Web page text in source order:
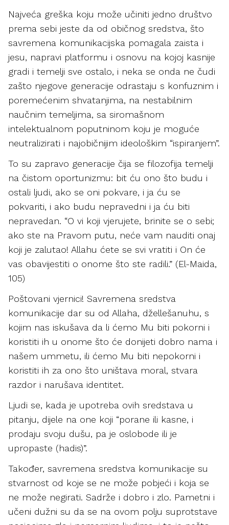
Najveća greška koju može učiniti jedno društvo
prema sebi jeste da od običnog sredstva, što
savremena komunikacijska pomagala zaista i
jesu, napravi platformu i osnovu na kojoj kasnije
gradi i temelji sve ostalo, i neka se onda ne čudi
zašto njegove generacije odrastaju s konfuznim i
poremećenim shvatanjima, na nestabilnim
naučnim temeljima, sa siromašnom
intelektualnom poputninom koju je moguće
neutralizirati i najobičnijim ideološkim “ispiranjem”.
To su zapravo generacije čija se filozofija temelji
na čistom oportunizmu: bit ću ono što budu i
ostali ljudi, ako se oni pokvare, i ja ću se
pokvariti, i ako budu nepravedni i ja ću biti
nepravedan. “O vi koji vjerujete, brinite se o sebi;
ako ste na Pravom putu, neće vam nauditi onaj
koji je zalutao! Allahu ćete se svi vratiti i On će
vas obavijestiti o onome što ste radili.” (El-Maida,
105)
Poštovani vjernici! Savremena sredstva
komunikacije dar su od Allaha, džellešanuhu, s
kojim nas iskušava da li ćemo Mu biti pokorni i
koristiti ih u onome što će donijeti dobro nama i
našem ummetu, ili ćemo Mu biti nepokorni i
koristiti ih za ono što uništava moral, stvara
razdor i narušava identitet.
Ljudi se, kada je upotreba ovih sredstava u
pitanju, dijele na one koji “porane ili kasne, i
prodaju svoju dušu, pa je oslobode ili je
upropaste (hadis)”.
Također, savremena sredstva komunikacije su
stvarnost od koje se ne može pobjeći i koja se
ne može negirati. Sadrže i dobro i zlo. Pametni i
učeni dužni su da se na ovom polju suprotstave